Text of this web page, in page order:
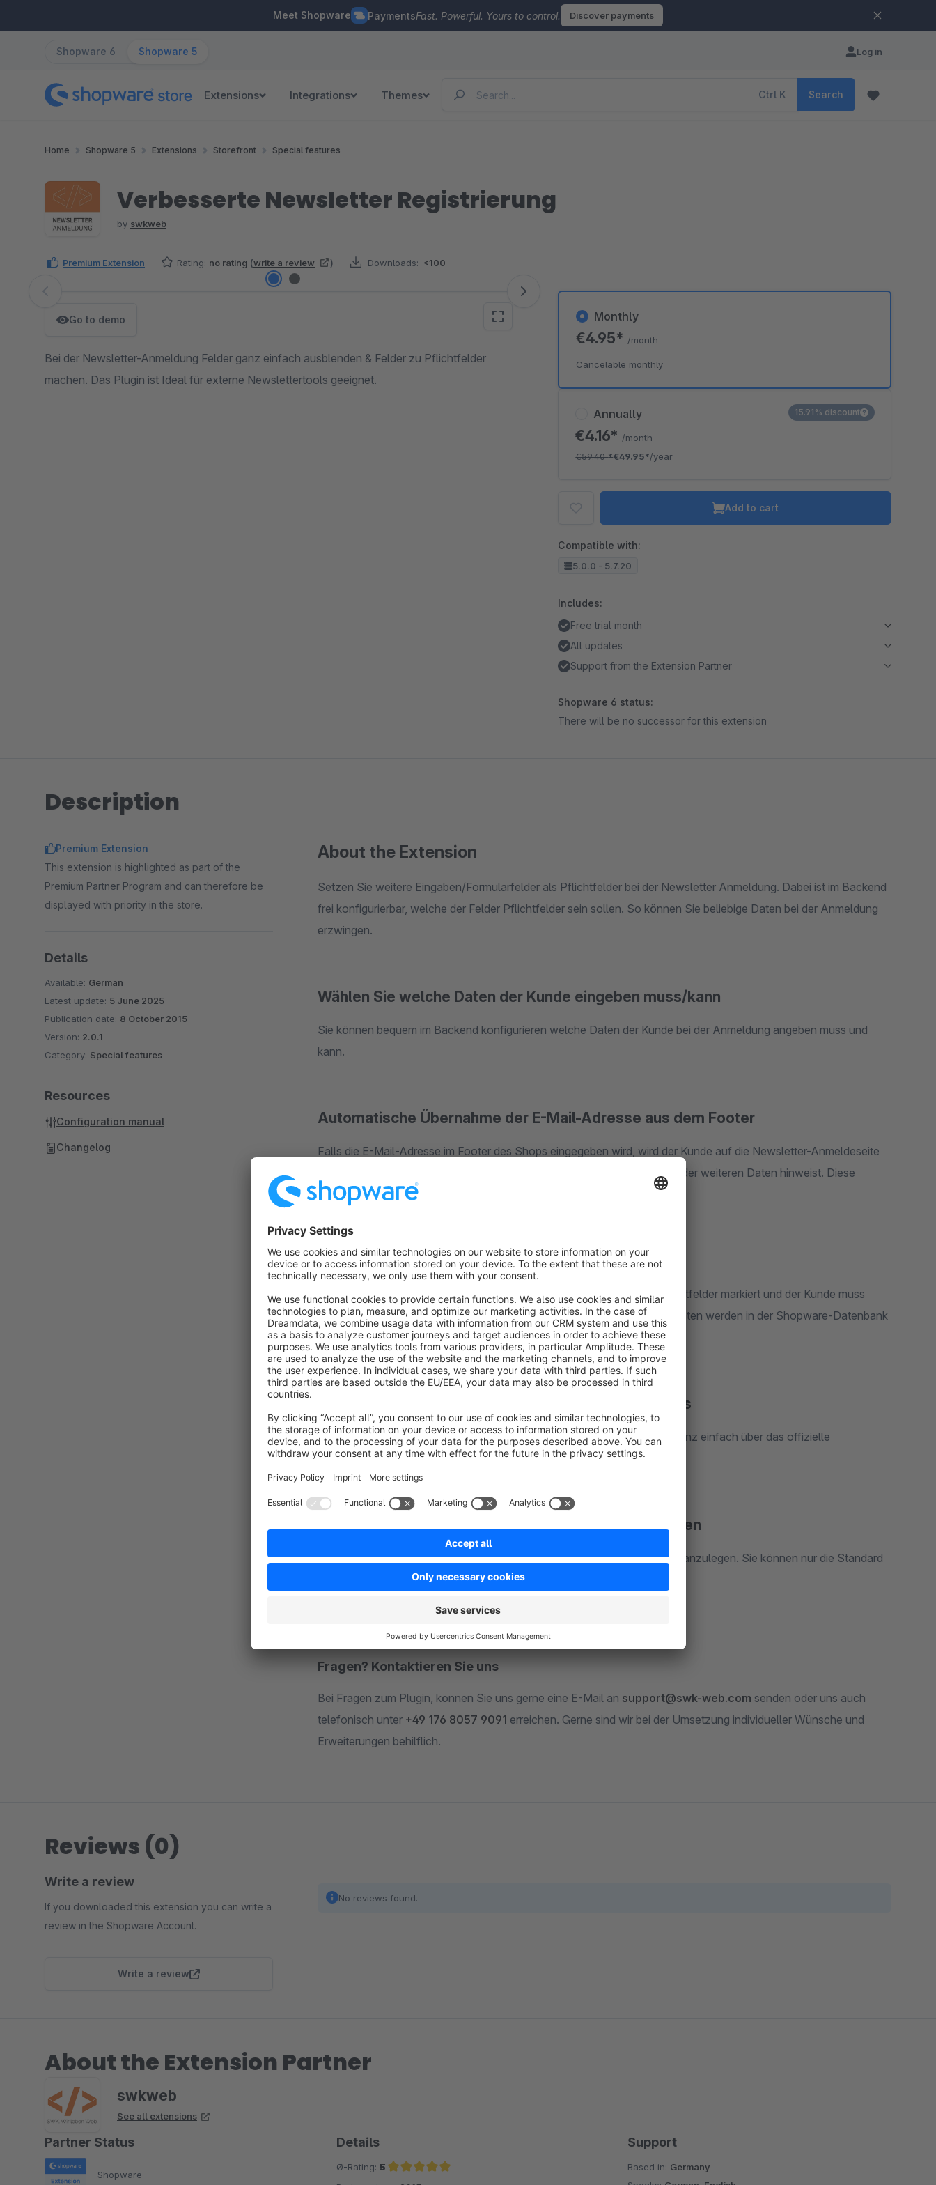
Meet Shopware PaymentsFast. Powerful. Yours to control. Discover payments
Shopware 6 Shopware 5 Log in
Extensions Integrations Themes Ctrl K Search
Home Shopware 5 Extensions Storefront Special features
Verbesserte Newsletter Registrierung
by swkweb
Premium Extension Rating: no rating (write a review ) Downloads: <100
Skip image gallery
Go to demo
Bei der Newsletter-Anmeldung Felder ganz einfach ausblenden & Felder zu Pflichtfelder
machen. Das Plugin ist Ideal für externe Newslettertools geeignet.
Annually
€4.16* /month
€59.40*€49.95*/year
15.91% discount
Monthly
€4.95* /month
Cancelable monthly
Add to cart
Compatible with:
5.0.0 - 5.7.20
Includes:
Free trial month
All updates
Support from the Extension Partner
Shopware 6 status:
There will be no successor for this extension
Description
About the Extension
Setzen Sie weitere Eingaben/Formularfelder als Pflichtfelder bei der Newsletter Anmeldung. Dabei ist im Backend
frei konfigurierbar, welche der Felder Pflichtfelder sein sollen. So können Sie beliebige Daten bei der Anmeldung
erzwingen.
Wählen Sie welche Daten der Kunde eingeben muss/kann
Sie können bequem im Backend konfigurieren welche Daten der Kunde bei der Anmeldung angeben muss und
kann.
Automatische Übernahme der E-Mail-Adresse aus dem Footer
Falls die E-Mail-Adresse im Footer des Shops eingegeben wird, wird der Kunde auf die Newsletter-Anmeldeseite
weitergeleitet. Dort wird eine Meldung ausgegeben, die auf ein Eintragen der weiteren Daten hinweist. Diese
Meldung kann über Textbausteine frei konfiguriert werden.
Form-Validation bei der Anmeldung
In diesem Formular sind dann die im Backend angegeben Felder als Pflichtfelder markiert und der Kunde muss
diese vervollständigen, um sich für den Newsletter anzumelden. Diese Daten werden in der Shopware-Datenbank
hinterlegt.
Einfacher Export für personalisierte Newsletter Tools
Die Daten die der Kunde bei der Anmeldung eingegeben hat, kann man ganz einfach über das offizielle
Import/Export Tool von Shopware exportieren.
Achtung, es ist nicht möglich weitere Felder anzulegen
Mit diesem Plugin ist es nicht möglich weitere Felder für Ihren Newsletter anzulegen. Sie können nur die Standard
Shopware Newsletter Felder verwalten.
Fragen? Kontaktieren Sie uns
Bei Fragen zum Plugin, können Sie uns gerne eine E-Mail an support@swk-web.com senden oder uns auch
telefonisch unter +49 176 8057 9091 erreichen. Gerne sind wir bei der Umsetzung individueller Wünsche und
Erweiterungen behilflich.
Premium Extension
This extension is highlighted as part of the
Premium Partner Program and can therefore be
displayed with priority in the store.
Details
Available: German
Latest update: 5 June 2025
Publication date: 8 October 2015
Version: 2.0.1
Category: Special features
Resources
Configuration manual
Changelog
Reviews (0)
Write a review
If you downloaded this extension you can write a
review in the Shopware Account.
Write a review
No reviews found.
About the Extension Partner
swkweb
See all extensions
Partner Status
Shopware
Details
Ø-Rating: 5
Support
Based in: Germany